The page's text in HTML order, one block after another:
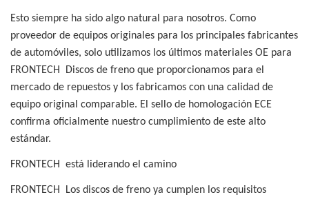
Esto siempre ha sido algo natural para nosotros. Como
proveedor de equipos originales para los principales fabricantes
de automóviles, solo utilizamos los últimos materiales OE para
FRONTECH
Discos de freno que proporcionamos para el
mercado de repuestos y los fabricamos con una calidad de
equipo original comparable. El sello de homologación ECE
confirma oficialmente nuestro cumplimiento de este alto
estándar.
FRONTECH está liderando el camino
FRONTECH
Los discos de freno ya cumplen los requisitos